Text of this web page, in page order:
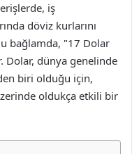
iş
döviz kurlarını
bağlamda, "17 Dolar
Dolar, dünya genelinde
biri olduğu için,
oldukça etkili bir